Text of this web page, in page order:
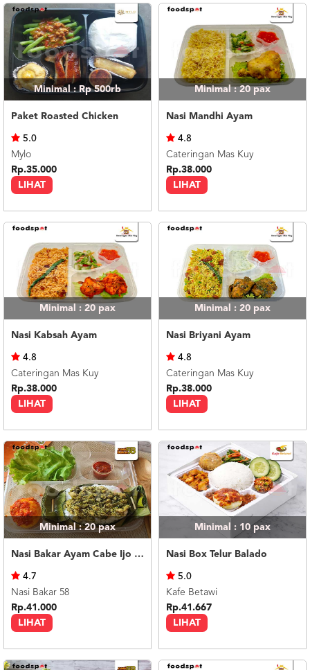
Minimal : Rp 500rb
Paket Roasted Chicken
LIHAT
5.0
Mylo
Rp.35.000
Minimal : 20pax
Nasi Mandhi Ayam
LIHAT
4.8
Cateringan Mas Kuy
Rp.38.000
Minimal : 20 pax
Nasi Kabsah Ayam
LIHAT
4.8
Cateringan Mas Kuy
Rp.38.000
Minimal : 20 pax
Nasi Briyani Ayam
LIHAT
4.8
Cateringan Mas Kuy
Rp.38.000
Minimal : 20pax
Nasi Bakar Ayam Cabe Ijo + Telor Balado
LIHAT
4.7
Nasi Bakar 58
Rp.41.000
Minimal : 10pax
Nasi Box Telur Balado
LIHAT
5.0
Kafe Betawi
Rp.41.667